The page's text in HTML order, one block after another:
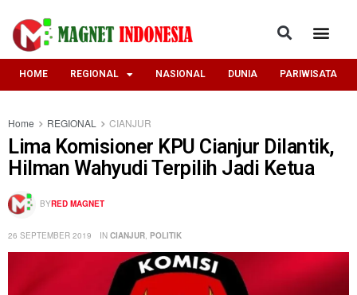
HOME REGIONAL NASIONAL DUNIA PARIWISATA
Home REGIONAL CIANJUR
Lima Komisioner KPU Cianjur Dilantik,
Hilman Wahyudi Terpilih Jadi Ketua
BYRED MAGNET
26 SEPTEMBER 2019 IN CIANJUR POLITIK